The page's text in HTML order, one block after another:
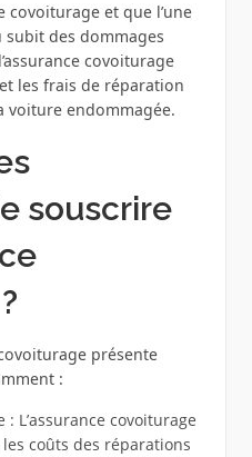
covoiturage et que l’une
subit des dommages
covoiturage
les frais de réparation
voiture endommagée.
souscrire
présente
:
L’assurance covoiturage
coûts des réparations